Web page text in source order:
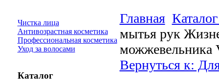
Чистка лица
Антивозрастная косметика
Профессиональная косметика
Уход за волосами
Каталог
Главная
мытья рук
можжевельника
Вернуться к: